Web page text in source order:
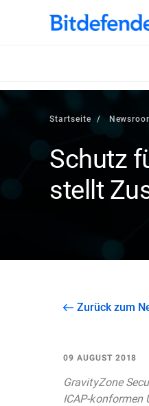
Startseite
Schutz
stellt
Zurück zum
09 AUGUST 2018
GravityZone
ICAP-konformen